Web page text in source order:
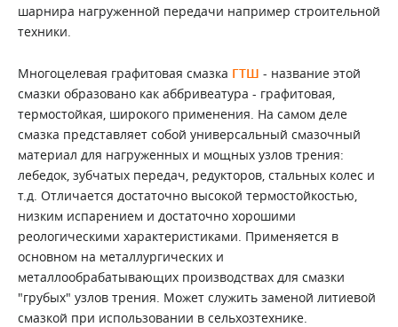
шарнира нагруженной передачи например строительной
техники.
Многоцелевая графитовая смазка ГТШ - название этой
смазки образовано как аббривеатура - графитовая,
термостойкая, широкого применения. На самом деле
смазка представляет собой универсальный смазочный
материал для нагруженных и мощных узлов трения:
лебедок, зубчатых передач, редукторов, стальных колес и
т.д. Отличается достаточно высокой термостойкостью,
низким испарением и достаточно хорошими
реологическими характеристиками. Применяется в
основном на металлургических и
металлообрабатывающих производствах для смазки
"грубых" узлов трения. Может служить заменой литиевой
смазкой при использовании в сельхозтехнике.